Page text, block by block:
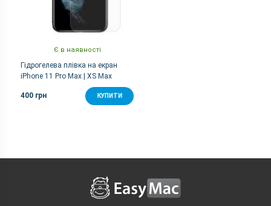
Є в наявності
Гідрогелева плівка на екран
iPhone 11 Pro Max | XS Max
400 грн КУПИТИ